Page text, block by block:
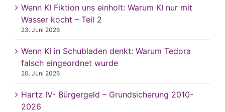
Wenn KI Fiktion uns einholt: Warum KI nur mit
Wasser kocht – Teil 2
23. Juni 2026
Wenn KI in Schubladen denkt: Warum Tedora
falsch eingeordnet wurde
20. Juni 2026
Hartz IV- Bürgergeld – Grundsicherung 2010-
2026